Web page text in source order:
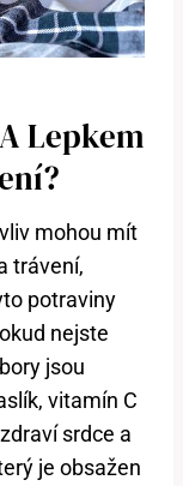
Lepkem
mohou mít
trávení,
potraviny
nejste
jsou
vitamín C
srdce a
je obsažen